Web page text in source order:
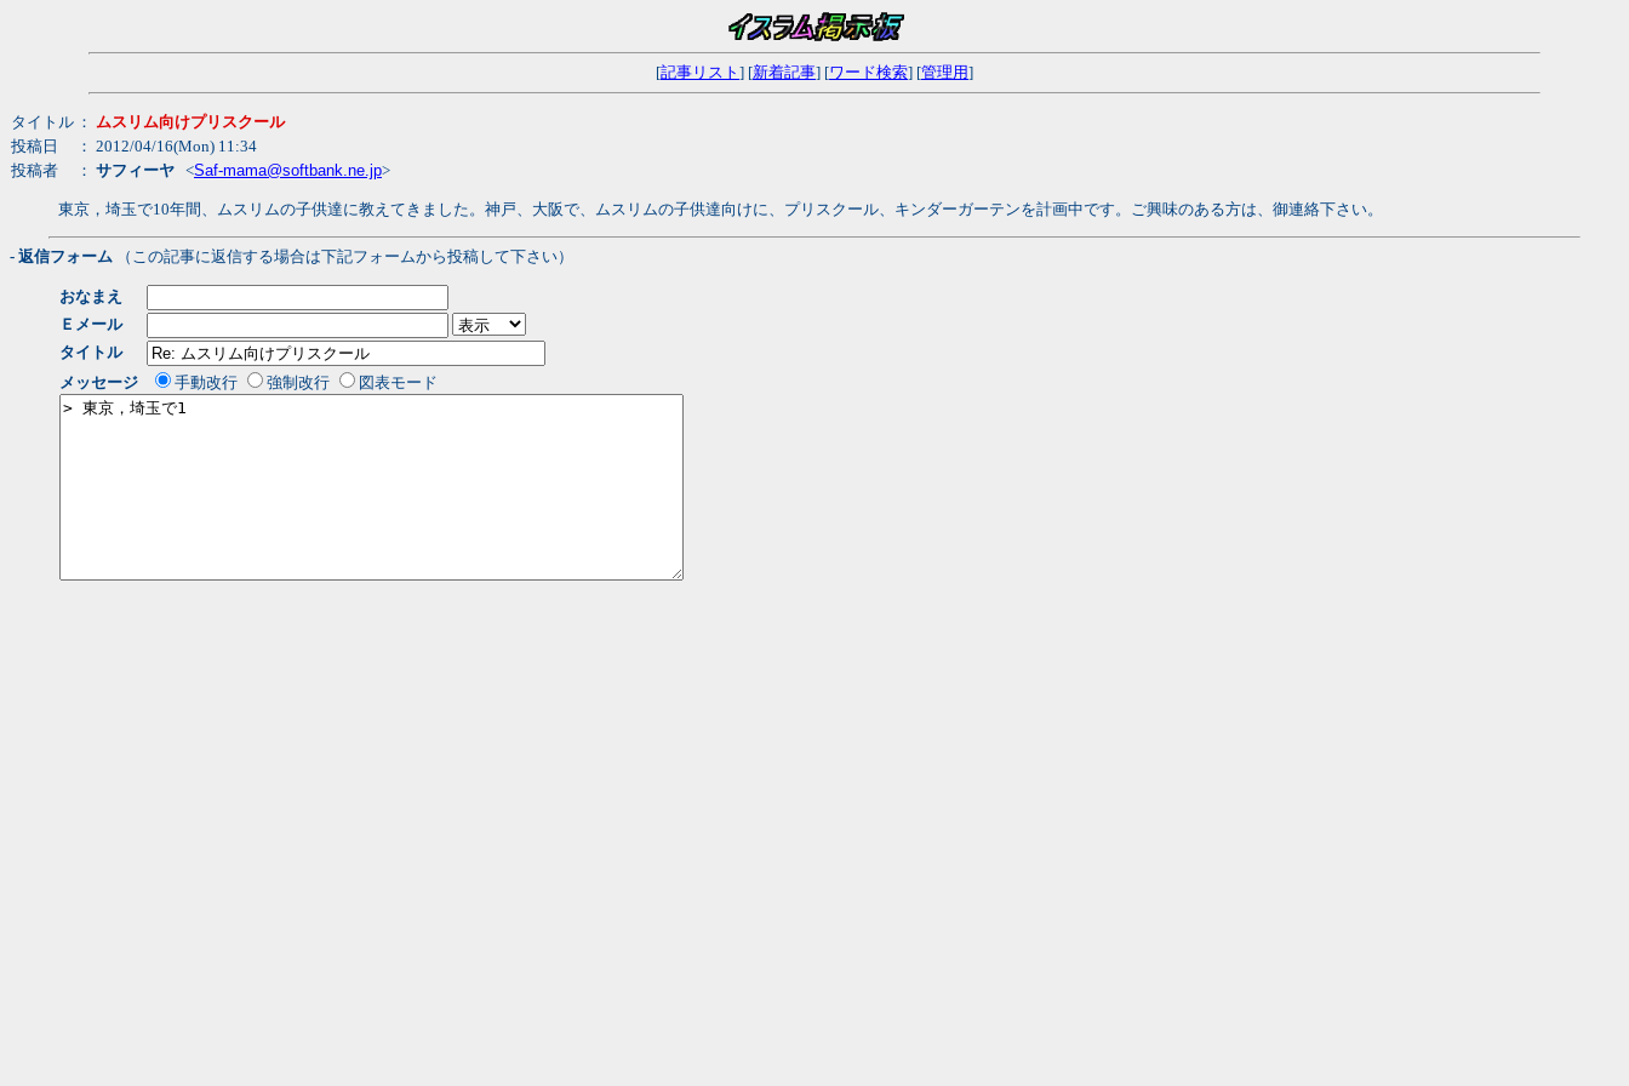
[記事リスト ] [新着記事] [ワード検索] [管理用]
タイトル ： ムスリム向けプリスクール
投稿日
： 2012/04/16(Mon) 11:34
投稿者
： サフィーヤ <Saf-mama@softbank.ne.jp>
東京，埼玉で10年間、ムスリムの子供達に教えてきました。神戸、大阪で、ムスリムの子供達向けに、プリスクール、キンダーガーテンを計画中です。ご興味のある方は、御連絡下さい。
- 返信フォーム （この記事に返信する場合は下記フォームから投稿して下さい）
おなまえ
Ｅメール
タイトル
メッセージ
手動改行 強制改行 図表モード